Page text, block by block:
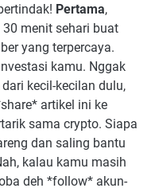
Pertama,
menit sehari buat
yang terpercaya.
kamu. Nggak
kecil-kecilan dulu,
artikel ini ke
sama crypto. Siapa
dan saling bantu
kalau kamu masih
deh *follow* akun-